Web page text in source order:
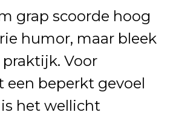
grap scoorde hoog
humor, maar bleek
Voor
een beperkt gevoel
het wellicht